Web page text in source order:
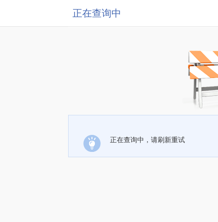
正在查询中
正在查询中，请刷新重试